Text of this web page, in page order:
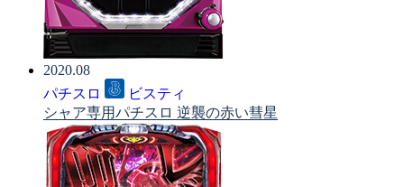
2020.08
パチスロ
ビスティ
シャア専用パチスロ 逆襲の赤い彗星